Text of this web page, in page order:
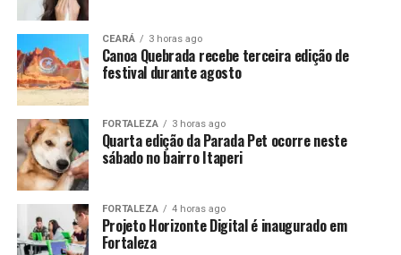
CEARÁ 3 horas ago
Canoa Quebrada recebe terceira edição de
festival durante agosto
FORTALEZA 3 horas ago
Quarta edição da Parada Pet ocorre neste
sábado no bairro Itaperi
FORTALEZA 4 horas ago
Projeto Horizonte Digital é inaugurado em
Fortaleza